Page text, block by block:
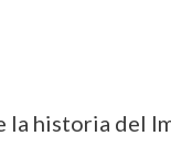
historia del